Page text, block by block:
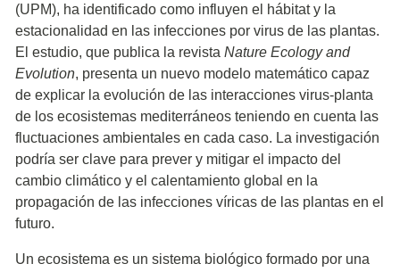
(UPM), ha identificado como influyen el hábitat y la
estacionalidad en las infecciones por virus de las plantas.
El estudio, que publica la revista Nature Ecology and
Evolution, presenta un nuevo modelo matemático capaz
de explicar la evolución de las interacciones virus-planta
de los ecosistemas mediterráneos teniendo en cuenta las
fluctuaciones ambientales en cada caso. La investigación
podría ser clave para prever y mitigar el impacto del
cambio climático y el calentamiento global en la
propagación de las infecciones víricas de las plantas en el
futuro.
Un ecosistema es un sistema biológico formado por una